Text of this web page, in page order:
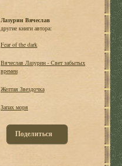
Лазурин Вячеслав
другие книги автора:
Fear of the dark
Вячеслав Лазурин - Свет забытых
времен
Желтая Звездочка
Запах моря
Поделиться